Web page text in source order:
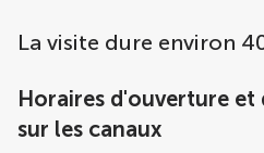
La visite dure environ
Horaires d'ouverture et
sur les canaux